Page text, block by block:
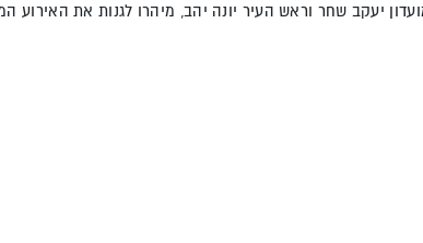
יעקב שחר וראש העיר יונה יהב, מיהרו לגנות את האירוע